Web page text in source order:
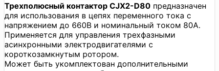
Трехполюсный контактор CJX2-D80 предназначен
для использования в цепях переменного тока с
напряжением до 660В и номинальный током 80А.
Применяется для управления трехфазными
асинхронными электродвигателями с
короткозамкнутым ротором.
Может быть укомплектован дополнительными